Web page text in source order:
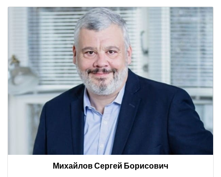
Михайлов Сергей Борисович